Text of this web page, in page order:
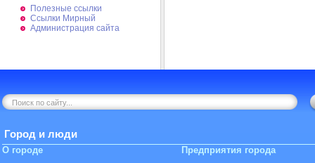
Полезные ссылки
Ссылки Мирный
Администрация сайта
Город и люди
О городе Предприятия города